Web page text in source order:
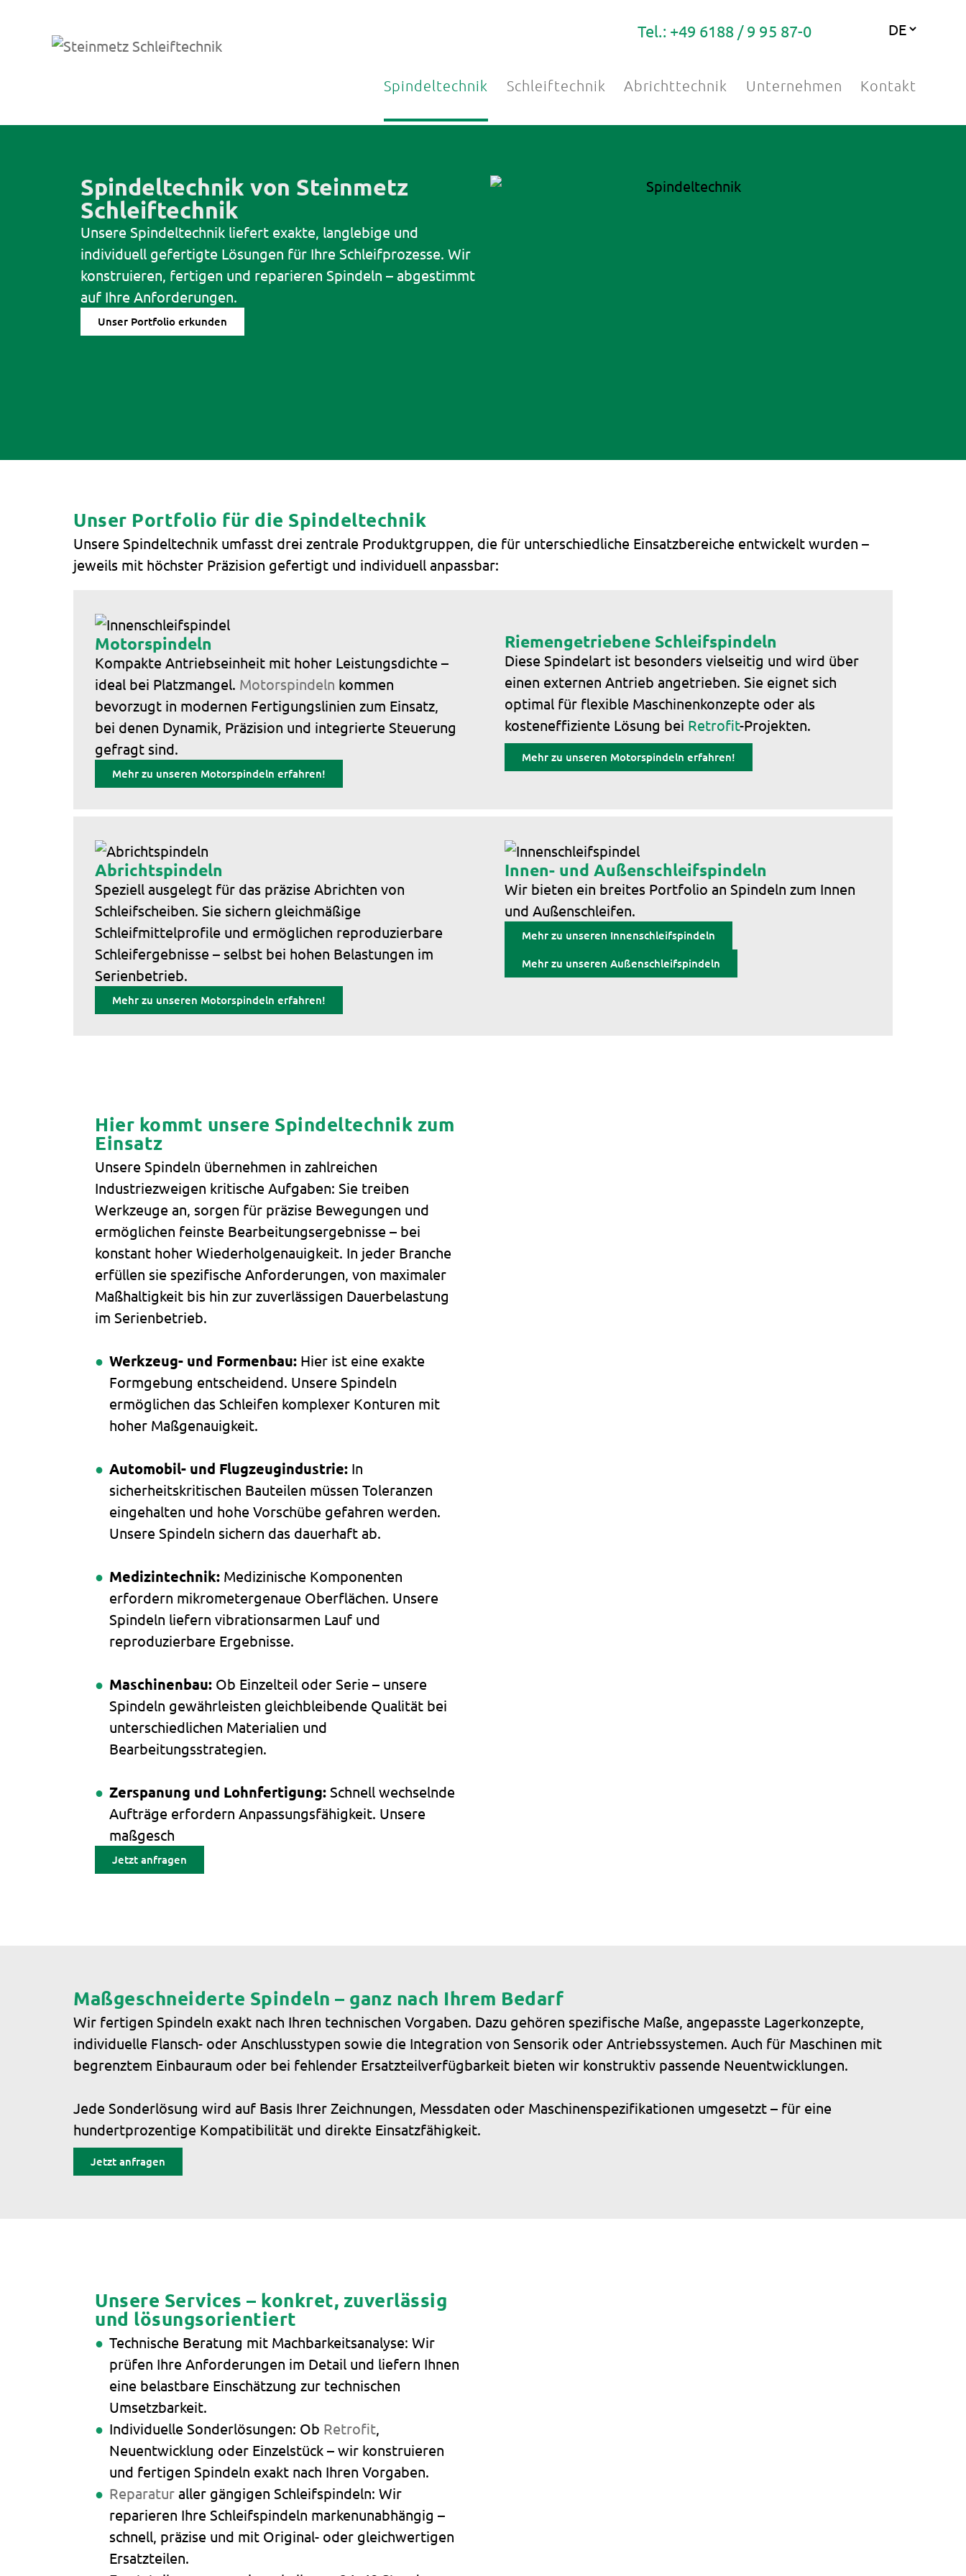
Tel.: +49 6188 / 9 95 87-0
Spindeltechnik Schleiftechnik Abrichttechnik Unternehmen Kontakt
Spindeltechnik von Steinmetz
Schleiftechnik
Unsere Spindeltechnik liefert exakte, langlebige und
individuell gefertigte Lösungen für Ihre Schleifprozesse. Wir
konstruieren, fertigen und reparieren Spindeln – abgestimmt
auf Ihre Anforderungen.
Unser Portfolio erkunden
Unser Portfolio für die Spindeltechnik
Unsere Spindeltechnik umfasst drei zentrale Produktgruppen, die für unterschiedliche Einsatzbereiche entwickelt wurden –
jeweils mit höchster Präzision gefertigt und individuell anpassbar:
Motorspindeln
Kompakte Antriebseinheit mit hoher Leistungsdichte –
ideal bei Platzmangel. Motorspindeln kommen
bevorzugt in modernen Fertigungslinien zum Einsatz,
bei denen Dynamik, Präzision und integrierte Steuerung
gefragt sind.
Mehr zu unseren Motorspindeln erfahren!
Riemengetriebene Schleifspindeln
Diese Spindelart ist besonders vielseitig und wird über
einen externen Antrieb angetrieben. Sie eignet sich
optimal für flexible Maschinenkonzepte oder als
kosteneffiziente Lösung bei Retrofit-Projekten.
Mehr zu unseren Motorspindeln erfahren!
Abrichtspindeln
Speziell ausgelegt für das präzise Abrichten von
Schleifscheiben. Sie sichern gleichmäßige
Schleifmittelprofile und ermöglichen reproduzierbare
Schleifergebnisse – selbst bei hohen Belastungen im
Serienbetrieb.
Mehr zu unseren Motorspindeln erfahren!
Innen- und Außenschleifspindeln
Wir bieten ein breites Portfolio an Spindeln zum Innen
und Außenschleifen.
Mehr zu unseren Innenschleifspindeln
Mehr zu unseren Außenschleifspindeln
Hier kommt unsere Spindeltechnik zum
Einsatz
Unsere Spindeln übernehmen in zahlreichen
Industriezweigen kritische Aufgaben: Sie treiben
Werkzeuge an, sorgen für präzise Bewegungen und
ermöglichen feinste Bearbeitungsergebnisse – bei
konstant hoher Wiederholgenauigkeit. In jeder Branche
erfüllen sie spezifische Anforderungen, von maximaler
Maßhaltigkeit bis hin zur zuverlässigen Dauerbelastung
im Serienbetrieb.
Werkzeug- und Formenbau: Hier ist eine exakte
Formgebung entscheidend. Unsere Spindeln
ermöglichen das Schleifen komplexer Konturen mit
hoher Maßgenauigkeit.
Automobil- und Flugzeugindustrie: In
sicherheitskritischen Bauteilen müssen Toleranzen
eingehalten und hohe Vorschübe gefahren werden.
Unsere Spindeln sichern das dauerhaft ab.
Medizintechnik: Medizinische Komponenten
erfordern mikrometergenaue Oberflächen. Unsere
Spindeln liefern vibrationsarmen Lauf und
reproduzierbare Ergebnisse.
Maschinenbau: Ob Einzelteil oder Serie – unsere
Spindeln gewährleisten gleichbleibende Qualität bei
unterschiedlichen Materialien und
Bearbeitungsstrategien.
Zerspanung und Lohnfertigung: Schnell wechselnde
Aufträge erfordern Anpassungsfähigkeit. Unsere
maßgesch
Jetzt anfragen
Maßgeschneiderte Spindeln – ganz nach Ihrem Bedarf
Wir fertigen Spindeln exakt nach Ihren technischen Vorgaben. Dazu gehören spezifische Maße, angepasste Lagerkonzepte,
individuelle Flansch- oder Anschlusstypen sowie die Integration von Sensorik oder Antriebssystemen. Auch für Maschinen mit
begrenztem Einbauraum oder bei fehlender Ersatzteilverfügbarkeit bieten wir konstruktiv passende Neuentwicklungen.
Jede Sonderlösung wird auf Basis Ihrer Zeichnungen, Messdaten oder Maschinenspezifikationen umgesetzt – für eine
hundertprozentige Kompatibilität und direkte Einsatzfähigkeit.
Jetzt anfragen
Unsere Services – konkret, zuverlässig
und lösungsorientiert
Technische Beratung mit Machbarkeitsanalyse: Wir
prüfen Ihre Anforderungen im Detail und liefern Ihnen
eine belastbare Einschätzung zur technischen
Umsetzbarkeit.
Individuelle Sonderlösungen: Ob Retrofit
Neuentwicklung oder Einzelstück – wir konstruieren
und fertigen Spindeln exakt nach Ihren Vorgaben.
Reparatur aller gängigen Schleifspindeln: Wir
reparieren Ihre Schleifspindeln markenunabhängig –
schnell, präzise und mit Original- oder gleichwertigen
Ersatzteilen.